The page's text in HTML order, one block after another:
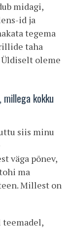
midagi,
id ja
tegema
taha
oleme
kokku
siis minu
väga põnev,
ma
Millest on
teemadel,